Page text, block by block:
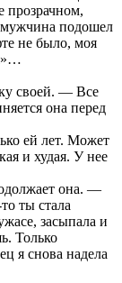
прозрачном,
подошел
не было, моя
своей. — Все
она перед
ей лет. Может
и худая. У нее
она. —
ты стала
засыпала и
Только
я снова надела